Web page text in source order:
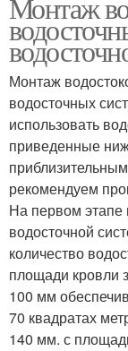
Монтаж
Монтаж
водосточных
использовать
приведенные
рекомендуем
На первом
водосточной
количество
площади кровли
100 мм
70 квадратах
140 мм. с